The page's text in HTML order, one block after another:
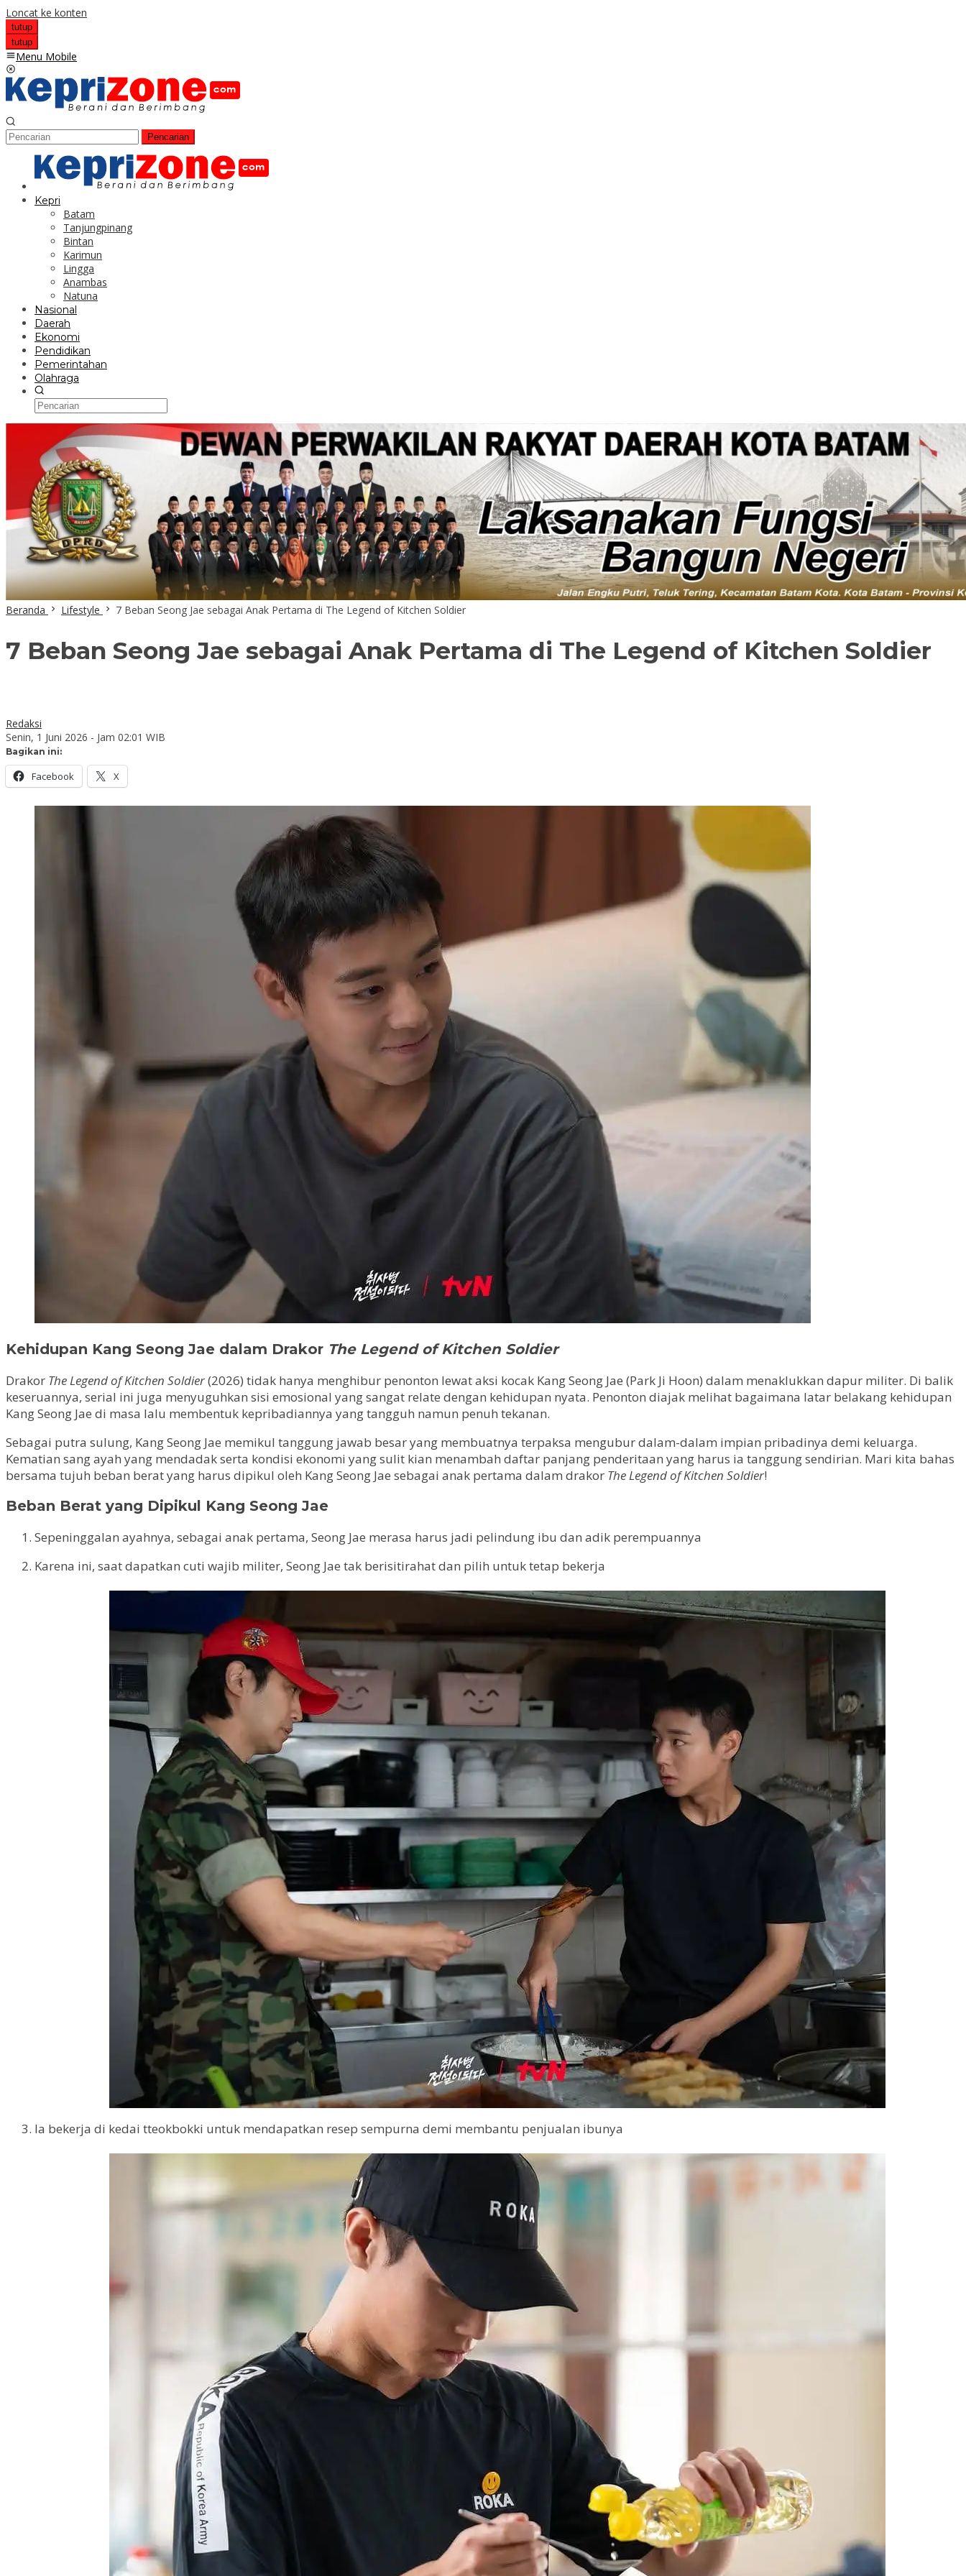
Loncat ke konten
tutup
tutup
Menu Mobile
Pencarian
Kepri
Batam
Tanjungpinang
Bintan
Karimun
Lingga
Anambas
Natuna
Nasional
Daerah
Ekonomi
Pendidikan
Pemerintahan
Olahraga
Beranda Lifestyle 7 Beban Seong Jae sebagai Anak Pertama di The Legend of Kitchen Soldier
7 Beban Seong Jae sebagai Anak Pertama di The Legend of Kitchen Soldier
Redaksi
Senin, 1 Juni 2026 - Jam 02:01 WIB
Bagikan ini:
Facebook X
Kehidupan Kang Seong Jae dalam Drakor The Legend of Kitchen Soldier
Drakor The Legend of Kitchen Soldier(2026) tidak hanya menghibur penonton lewat aksi kocak Kang Seong Jae (Park Ji Hoon) dalam menaklukkan dapur militer. Di balik
keseruannya, serial ini juga menyuguhkan sisi emosional yang sangat relate dengan kehidupan nyata. Penonton diajak melihat bagaimana latar belakang kehidupan
Kang Seong Jae di masa lalu membentuk kepribadiannya yang tangguh namun penuh tekanan.
Sebagai putra sulung, Kang Seong Jae memikul tanggung jawab besar yang membuatnya terpaksa mengubur dalam-dalam impian pribadinya demi keluarga.
Kematian sang ayah yang mendadak serta kondisi ekonomi yang sulit kian menambah daftar panjang penderitaan yang harus ia tanggung sendirian. Mari kita bahas
bersama tujuh beban berat yang harus dipikul oleh Kang Seong Jae sebagai anak pertama dalam drakor The Legend of Kitchen Soldier!
Beban Berat yang Dipikul Kang Seong Jae
Sepeninggalan ayahnya, sebagai anak pertama, Seong Jae merasa harus jadi pelindung ibu dan adik perempuannya
Karena ini, saat dapatkan cuti wajib militer, Seong Jae tak berisitirahat dan pilih untuk tetap bekerja
Ia bekerja di kedai tteokbokki untuk mendapatkan resep sempurna demi membantu penjualan ibunya